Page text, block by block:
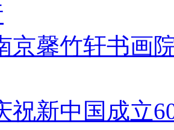
京馨竹轩书画
祝新中国成立